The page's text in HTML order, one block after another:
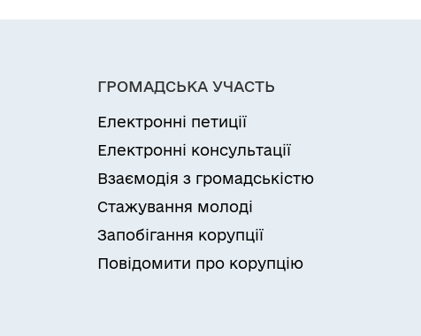
ГРОМАДСЬКА УЧАСТЬ
Електронні петиції
Електронні консультації
Взаємодія з громадськістю
Стажування молоді
Запобігання корупції
Повідомити про корупцію